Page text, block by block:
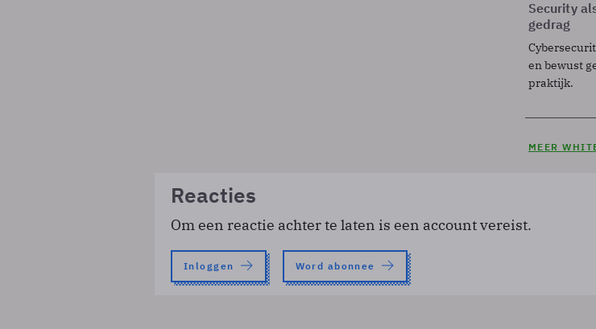
Security
gedrag
en bewust
praktijk.
MEER
Reacties
Om een reactie achter te laten is een account vereist.
Inloggen Word abonnee